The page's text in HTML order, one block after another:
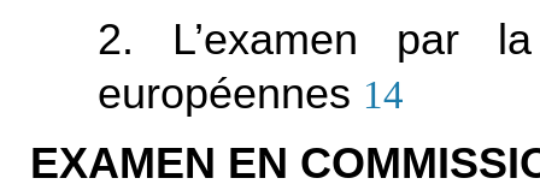
2. L’examen par
européennes 14
EXAMEN EN